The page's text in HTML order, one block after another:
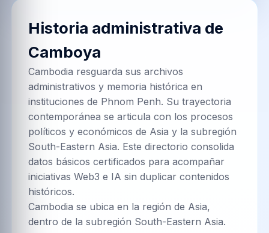
Historia administrativa de
Camboya
Cambodia resguarda sus archivos
administrativos y memoria histórica en
instituciones de Phnom Penh. Su trayectoria
contemporánea se articula con los procesos
políticos y económicos de Asia y la subregión
South-Eastern Asia. Este directorio consolida
datos básicos certificados para acompañar
iniciativas Web3 e IA sin duplicar contenidos
históricos.
Cambodia se ubica en la región de Asia,
dentro de la subregión South-Eastern Asia.